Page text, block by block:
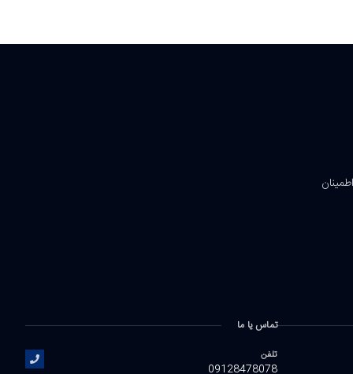
تماس یا ما
تلفن
09128478078